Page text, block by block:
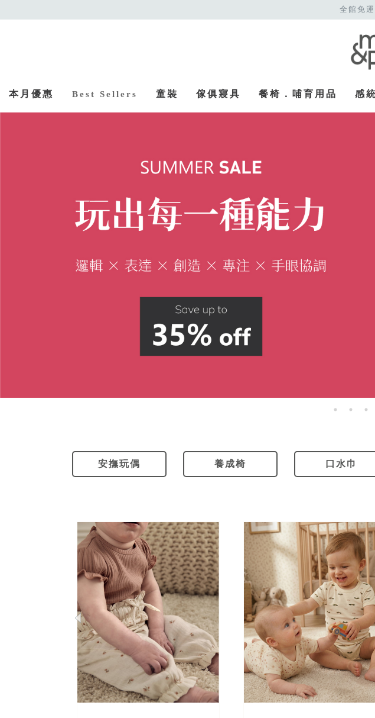
全館免
本月優惠 Best Sellers 童裝 傢俱寢具 餐椅．哺育用品 感
安撫玩偶 養成椅 口水巾